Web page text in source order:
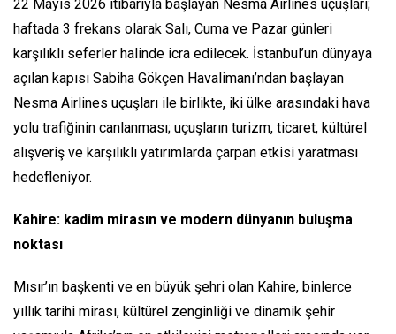
22 Mayıs 2026 itibarıyla başlayan Nesma Airlines uçuşları;
haftada 3 frekans olarak Salı, Cuma ve Pazar günleri
karşılıklı seferler halinde icra edilecek. İstanbul’un dünyaya
açılan kapısı Sabiha Gökçen Havalimanı’ndan başlayan
Nesma Airlines uçuşları ile birlikte, iki ülke arasındaki hava
yolu trafiğinin canlanması; uçuşların turizm, ticaret, kültürel
alışveriş ve karşılıklı yatırımlarda çarpan etkisi yaratması
hedefleniyor.
Kahire: kadim mirasın ve modern dünyanın buluşma
noktası
Mısır’ın başkenti ve en büyük şehri olan Kahire, binlerce
yıllık tarihi mirası, kültürel zenginliği ve dinamik şehir